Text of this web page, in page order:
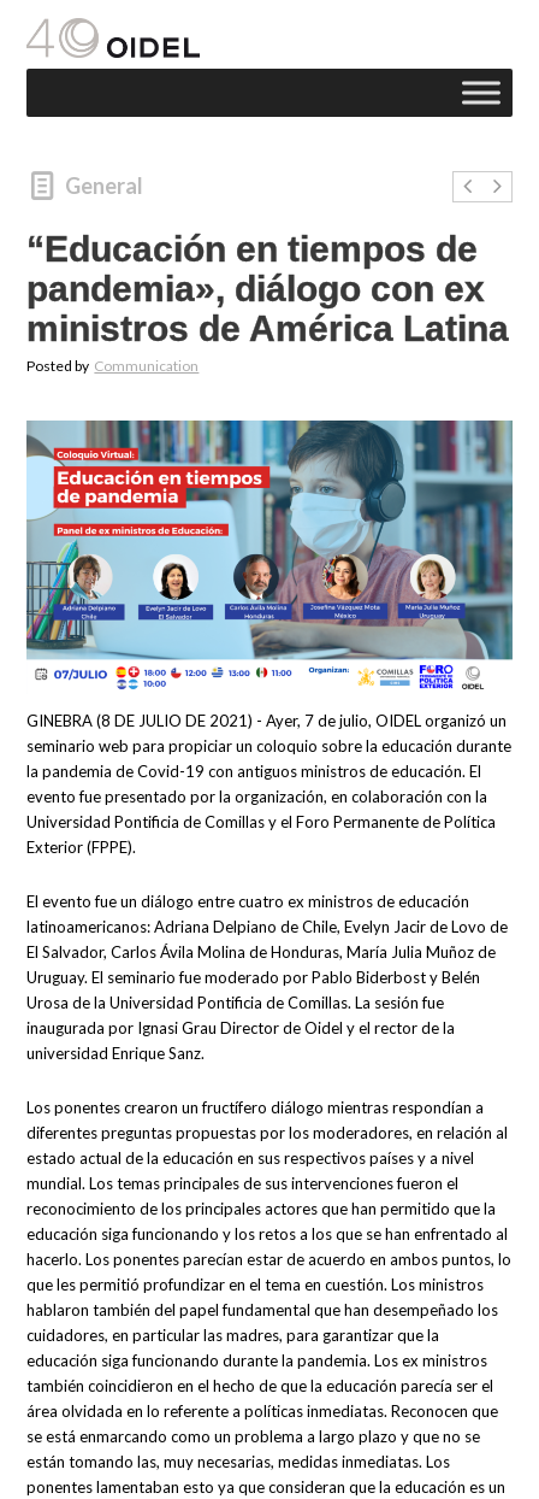
General
“Educación en tiempos de
pandemia», diálogo con ex
ministros de América Latina
Posted by Communication
GINEBRA (8 DE JULIO DE 2021) - Ayer, 7 de julio, OIDEL organizó un
seminario web para propiciar un coloquio sobre la educación durante
la pandemia de Covid-19 con antiguos ministros de educación. El
evento fue presentado por la organización, en colaboración con la
Universidad Pontificia de Comillas y el Foro Permanente de Política
Exterior (FPPE).
El evento fue un diálogo entre cuatro ex ministros de educación
latinoamericanos: Adriana Delpiano de Chile, Evelyn Jacir de Lovo de
El Salvador, Carlos Ávila Molina de Honduras, María Julia Muñoz de
Uruguay. El seminario fue moderado por Pablo Biderbost y Belén
Urosa de la Universidad Pontificia de Comillas. La sesión fue
inaugurada por Ignasi Grau Director de Oidel y el rector de la
universidad Enrique Sanz.
Los ponentes crearon un fructífero diálogo mientras respondían a
diferentes preguntas propuestas por los moderadores, en relación al
estado actual de la educación en sus respectivos países y a nivel
mundial. Los temas principales de sus intervenciones fueron el
reconocimiento de los principales actores que han permitido que la
educación siga funcionando y los retos a los que se han enfrentado al
hacerlo. Los ponentes parecían estar de acuerdo en ambos puntos, lo
que les permitió profundizar en el tema en cuestión. Los ministros
hablaron también del papel fundamental que han desempeñado los
cuidadores, en particular las madres, para garantizar que la
educación siga funcionando durante la pandemia. Los ex ministros
también coincidieron en el hecho de que la educación parecía ser el
área olvidada en lo referente a políticas inmediatas. Reconocen que
se está enmarcando como un problema a largo plazo y que no se
están tomando las, muy necesarias, medidas inmediatas. Los
ponentes lamentaban esto ya que consideran que la educación es un